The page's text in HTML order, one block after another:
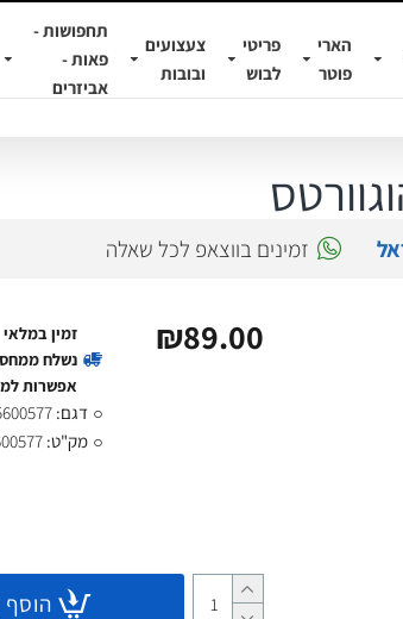
הארי
פוטר
פריטי
לבוש
צעצועים
ובובות
תחפושות -
פאות -
אביזרים
זמינים בווצאפ לכל שאלה
₪89.00
זמין במלאי
נשלח
אפשרות למשלוח
דגם:
מק"ט: